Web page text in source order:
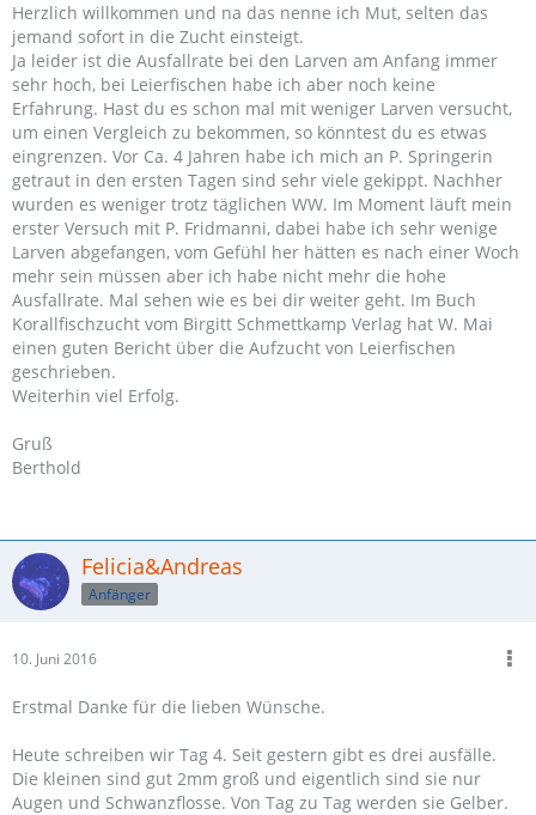
Herzlich willkommen und na das nenne ich Mut, selten das
jemand sofort in die Zucht einsteigt.
Ja leider ist die Ausfallrate bei den Larven am Anfang immer
sehr hoch, bei Leierfischen habe ich aber noch keine
Erfahrung. Hast du es schon mal mit weniger Larven versucht,
um einen Vergleich zu bekommen, so könntest du es etwas
eingrenzen. Vor Ca. 4 Jahren habe ich mich an P. Springerin
getraut in den ersten Tagen sind sehr viele gekippt. Nachher
wurden es weniger trotz täglichen WW. Im Moment läuft mein
erster Versuch mit P. Fridmanni, dabei habe ich sehr wenige
Larven abgefangen, vom Gefühl her hätten es nach einer Woch
mehr sein müssen aber ich habe nicht mehr die hohe
Ausfallrate. Mal sehen wie es bei dir weiter geht. Im Buch
Korallfischzucht vom Birgitt Schmettkamp Verlag hat W. Mai
einen guten Bericht über die Aufzucht von Leierfischen
geschrieben.
Weiterhin viel Erfolg.
Gruß
Berthold
Felicia&Andreas
Anfänger
10. Juni 2016
Erstmal Danke für die lieben Wünsche.
Heute schreiben wir Tag 4. Seit gestern gibt es drei ausfälle.
Die kleinen sind gut 2mm groß und eigentlich sind sie nur
Augen und Schwanzflosse. Von Tag zu Tag werden sie Gelber.